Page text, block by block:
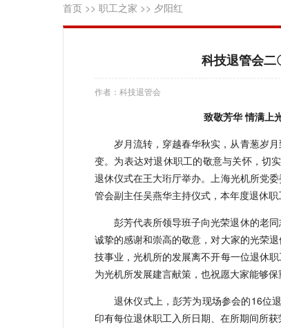
首页 >> 职工之家 >> 夕阳红
科技退管会二
作者：科技退管会
致敬芳华 情满
岁月流转，穿越春华秋实，从青葱岁
变。为表达对退休职工的敬意与关怀，切
退休仪式在王大珩厅举办。上海光机所党
管会副主任吴燕华主持仪式，本年度退休职
彭芳代表所领导班子向光荣退休的老
诚挚的感谢和崇高的敬意，对大家的光荣
技事业，光机所的发展离不开每一位退休
为光机所发展建言献策，也祝愿大家能够
退休仪式上，彭芳为现场参会的16位
印有每位退休职工入所日期、在所期间所